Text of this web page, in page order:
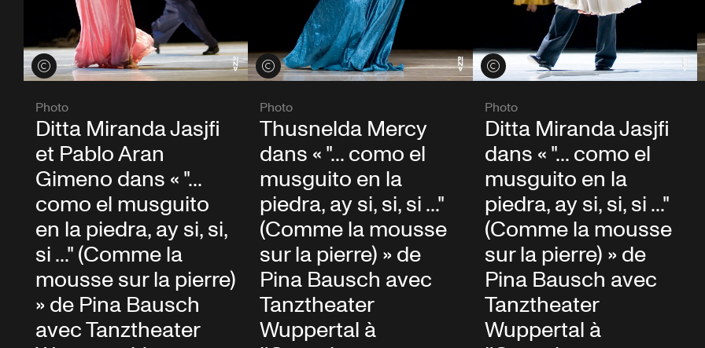
Voir les crédits
Photo
Ditta Miranda Jasjfi
et Pablo Aran
Gimeno dans « "...
como el musguito
en la piedra, ay si, si,
si ..." (Comme la
mousse sur la pierre)
» de Pina Bausch
avec Tanztheater
Voir les crédits
Photo
Thusnelda Mercy
dans « "... como el
musguito en la
piedra, ay si, si, si ..."
(Comme la mousse
sur la pierre) » de
Pina Bausch avec
Tanztheater
Wuppertal à
Voir les crédits
Photo
Ditta Miranda Jasjfi
dans « "... como el
musguito en la
piedra, ay si, si, si ..."
(Comme la mousse
sur la pierre) » de
Pina Bausch avec
Tanztheater
Wuppertal à